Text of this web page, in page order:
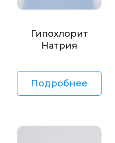
Гипохлорит
Натрия
Подробнее